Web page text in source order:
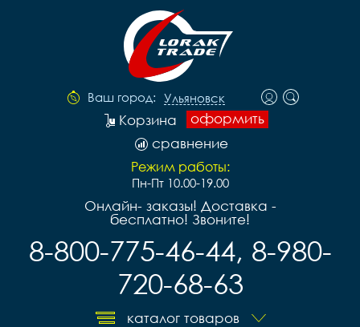
Ваш город: Ульяновск
оформить
Корзина
сравнение
Режим работы:
Пн-Пт 10.00-19.00
Онлайн- заказы! Доставка -
бесплатно! Звоните!
8-800-775-46-44, 8-980-
720-68-63
каталог товаров